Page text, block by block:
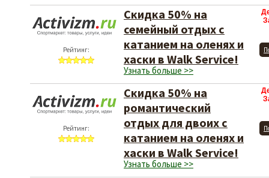
Рейтинг:
Скидка 50% на
семейный отдых с
катанием на оленях и
хаски в Walk Service!
Узнать больше >>
Рейтинг:
Скидка 50% на
романтический
отдых для двоих с
катанием на оленях и
хаски в Walk Service!
Узнать больше >>